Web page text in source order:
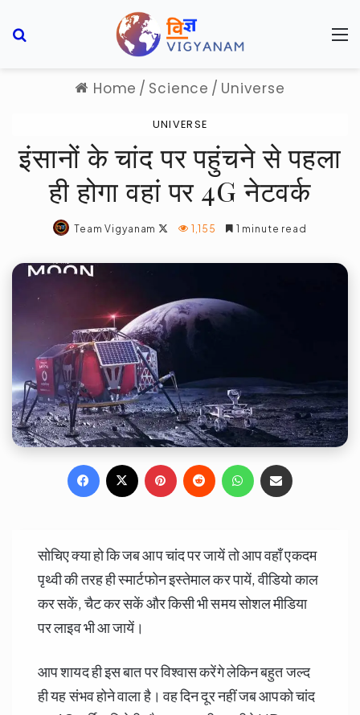
Home / Science / Universe
UNIVERSE
इंसानों के चांद पर पहुंचने से पहला
ही होगा वहां पर 4G नेटवर्क
Team Vigyanam
Follow
X
1,155 1 minute read
Facebook Pinterest
Reddit WhatsApp
सोचिए क्या हो कि जब आप चांद पर जायें तो आप वहाँ एकदम
पृथ्वी की तरह ही स्मार्टफोन इस्तेमाल कर पायें, वीडियो काल
कर सकें, चैट कर सकें और किसी भी समय सोशल मीडिया
पर लाइव भी आ जायें।
आप शायद ही इस बात पर विश्वास करेंगे लेकिन बहुत जल्द
ही यह संभव होने वाला है। वह दिन दूर नहीं जब आपको चांद